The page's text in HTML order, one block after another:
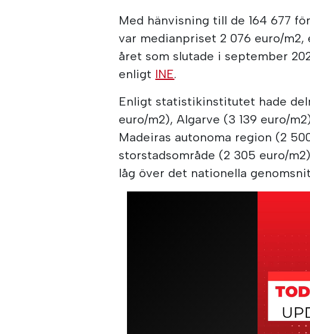
Med hänvisning till de 164 677
var medianpriset 2 076 euro/
året som slutade i september
enligt INE.
Enligt statistikinstitutet hade
euro/m2), Algarve (3 139 euro/
Madeiras autonoma region (2
storstadsområde (2 305 euro/
låg över det nationella